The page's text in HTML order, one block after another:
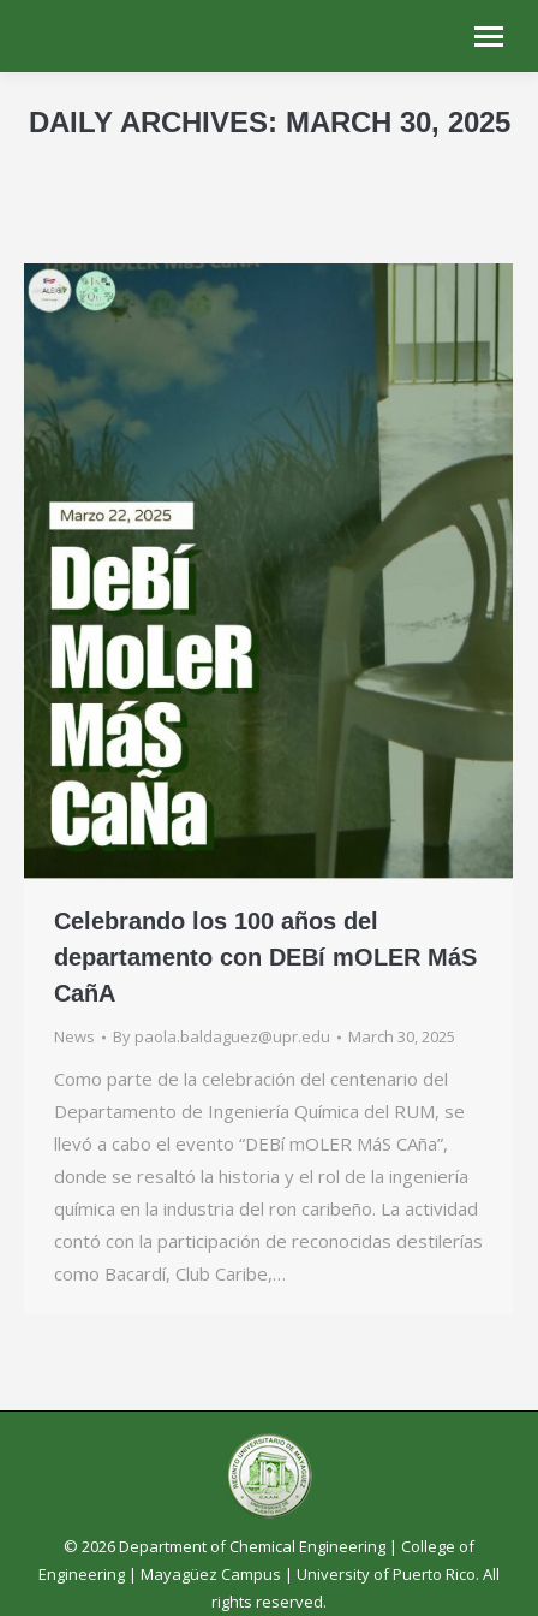
DAILY ARCHIVES: MARCH 30, 2025
Celebrando los 100 años del
departamento con DEBí mOLER MáS
CañA
News By paola.baldaguez@upr.edu March 30, 2025
Como parte de la celebración del centenario del
Departamento de Ingeniería Química del RUM, se
llevó a cabo el evento “DEBí mOLER MáS CAña”,
donde se resaltó la historia y el rol de la ingeniería
química en la industria del ron caribeño. La actividad
contó con la participación de reconocidas destilerías
como Bacardí, Club Caribe,…
© 2026 Department of Chemical Engineering | College of
Engineering | Mayagüez Campus | University of Puerto Rico. All
rights reserved.